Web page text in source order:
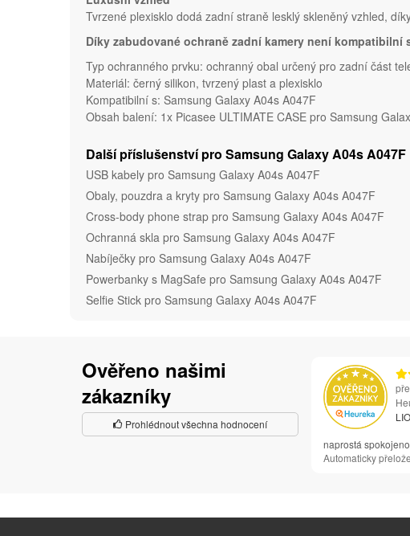
Tvrzené plexisklo dodá zadní straně lesklý skleněný vzhled,
Díky zabudované ochraně zadní kamery není
Typ ochranného prvku: ochranný obal určený pro zadní část
Materiál: černý silikon, tvrzený plast a plexisklo
Kompatibilní s: Samsung Galaxy A04s A047F
Obsah balení: 1x Picasee ULTIMATE CASE pro Samsung
Další příslušenství pro Samsung Galaxy A04s A047F
USB kabely pro Samsung Galaxy A04s A047F
Obaly, pouzdra a kryty pro Samsung Galaxy A04s A047F
Cross-body phone strap pro Samsung Galaxy A04s A047F
Ochranná skla pro Samsung Galaxy A04s A047F
Nabíječky pro Samsung Galaxy A04s A047F
Powerbanky s MagSafe pro Samsung Galaxy A04s A047F
Selfie Stick pro Samsung Galaxy A04s A047F
Ověřeno našimi
zákazníky
Prohlédnout všechna hodnocení
naprostá
Automaticky